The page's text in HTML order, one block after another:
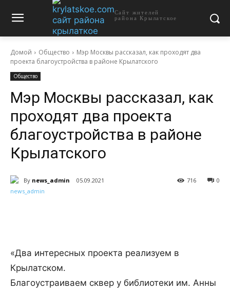
Сайт жителей
района Крылатское
Домой Общество
Мэр Москвы рассказал, как проходят два
проекта благоустройства в районе Крылатского
Общество
Мэр Москвы рассказал, как
проходят два проекта
благоустройства в районе
Крылатского
By news_admin 05.09.2021 0
716
«Два интересных проекта реализуем в
Крылатском.
Благоустраиваем сквер у библиотеки им. Анны